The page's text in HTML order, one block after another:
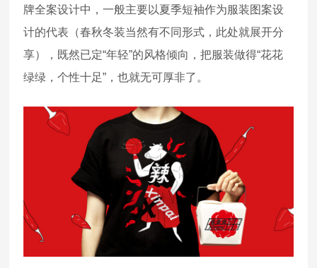
牌全案设计中，一般主要以夏季短袖作为服装图案设
计的代表（春秋冬装当然有不同形式，此处就展开分
享），既然已定“年轻”的风格倾向，把服装做得“花花
绿绿，个性十足”，也就无可厚非了。